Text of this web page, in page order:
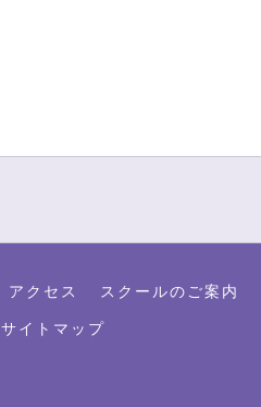
アクセス スクールのご案内
サイトマップ